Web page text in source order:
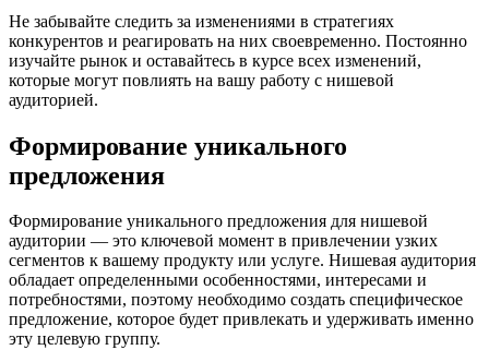
Не забывайте следить за изменениями в стратегиях
конкурентов и реагировать на них своевременно. Постоянно
изучайте рынок и оставайтесь в курсе всех изменений,
которые могут повлиять на вашу работу с нишевой
аудиторией.
Формирование уникального
предложения
Формирование уникального предложения для нишевой
аудитории — это ключевой момент в привлечении узких
сегментов к вашему продукту или услуге. Нишевая аудитория
обладает определенными особенностями, интересами и
потребностями, поэтому необходимо создать специфическое
предложение, которое будет привлекать и удерживать именно
эту целевую группу.